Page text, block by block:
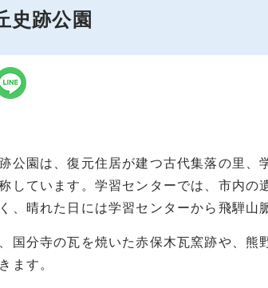
史跡公園
公園は、復元住居が建つ古代集落の里、
しています。学習センターでは、市内
、晴れた日には学習センターから飛騨山
国分寺の瓦を焼いた赤保木瓦窯跡や、熊
ます。